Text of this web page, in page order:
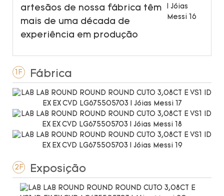
artesãos de nossa fábrica têm
mais de uma década de
experiência em produção
1F Fábrica
2F Exposição